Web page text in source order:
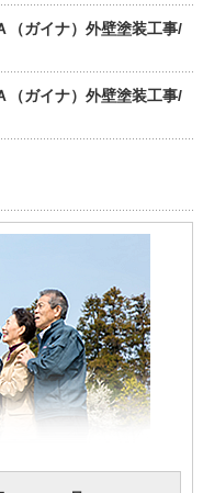
（ガイナ）外壁塗装工事/
（ガイナ）外壁塗装工事/